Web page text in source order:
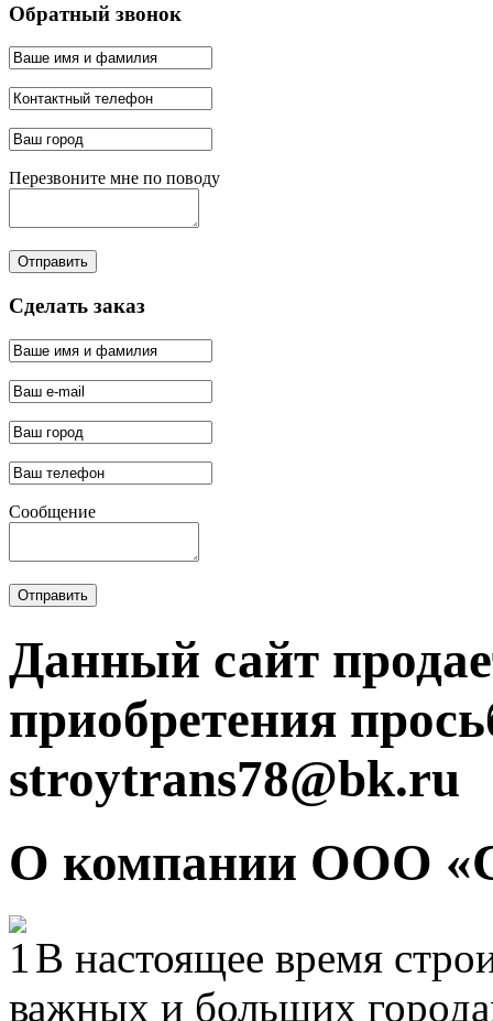
Обратный звонок
Перезвоните мне по поводу
Отправить
Сделать заказ
Сообщение
Отправить
Данный сайт
приобретения
stroytrans78@bk.ru
О компании ООО
В настоящее время
важных и больших